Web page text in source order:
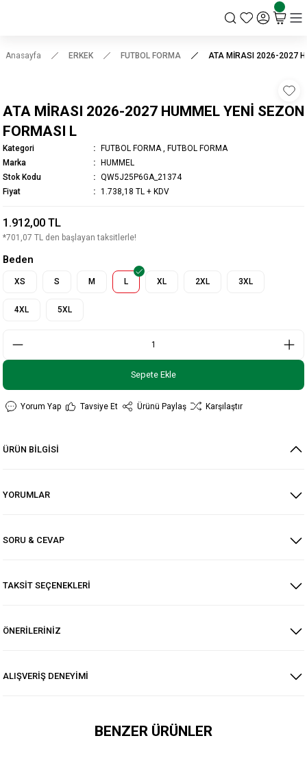
Anasayfa ERKEK FUTBOL FORMA ATA MİRASI 2026-2027
ATA MİRASI 2026-2027 HUMMEL YENİ SEZON
FORMASI L
Kategori FUTBOL FORMA
FUTBOL FORMA
Marka
HUMMEL
Stok Kodu
QW5J25P6GA_21374
Fiyat
1.738,18 TL + KDV
1.912,00 TL
*701,07 TL den başlayan taksitlerle!
Beden
XS S M L XL 2XL 3XL
4XL 5XL
Sepete Ekle
Yorum Yap Tavsiye Et Ürünü Paylaş Karşılaştır
ÜRÜN BİLGİSİ
YORUMLAR
SORU & CEVAP
TAKSİT SEÇENEKLERİ
ÖNERİLERİNİZ
ALIŞVERİŞ DENEYİMİ
BENZER ÜRÜNLER